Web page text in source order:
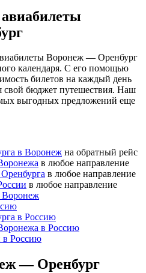
Воронеж — Оренбург
календаря. С его помощью
билетов на каждый день
свой бюджет путешествия. Наш
выгодных предложений еще
в Воронеж на обратный рейс
в любое направление
в любое направление
в любое направление
Воронеж
в Россию
в Россию
в Россию
— Оренбург